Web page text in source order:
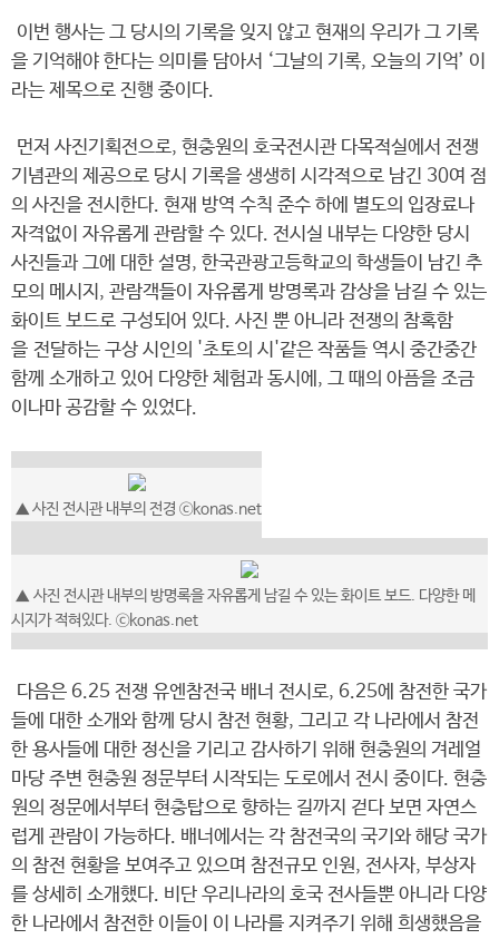
이번 행사는 그 당시의 기록을 잊지 않고 현재의 우리가 그 기록
을 기억해야 한다는 의미를 담아서 ‘그날의 기록, 오늘의 기억’ 이
라는 제목으로 진행 중이다.
먼저 사진기획전으로, 현충원의 호국전시관 다목적실에서 전쟁
기념관의 제공으로 당시 기록을 생생히 시각적으로 남긴 30여 점
의 사진을 전시한다. 현재 방역 수칙 준수 하에 별도의 입장료나
자격없이 자유롭게 관람할 수 있다. 전시실 내부는 다양한 당시
사진들과 그에 대한 설명, 한국관광고등학교의 학생들이 남긴 추
모의 메시지, 관람객들이 자유롭게 방명록과 감상을 남길 수 있는
화이트 보드로 구성되어 있다. 사진 뿐 아니라 전쟁의 참혹함
을 전달하는 구상 시인의 '초토의 시'같은 작품들 역시 중간중간
함께 소개하고 있어 다양한 체험과 동시에, 그 때의 아픔을 조금
이나마 공감할 수 있었다.
▲ 사진 전시관 내부의 전경 ⓒkonas.net
▲ 사진 전시관 내부의 방명록을 자유롭게 남길 수 있는 화이트 보드. 다양한 메
시지가 적혀있다. ⓒkonas.net
다음은 6.25 전쟁 유엔참전국 배너 전시로, 6.25에 참전한 국가
들에 대한 소개와 함께 당시 참전 현황, 그리고 각 나라에서 참전
한 용사들에 대한 정신을 기리고 감사하기 위해 현충원의 겨레얼
마당 주변 현충원 정문부터 시작되는 도로에서 전시 중이다. 현충
원의 정문에서부터 현충탑으로 향하는 길까지 걷다 보면 자연스
럽게 관람이 가능하다. 배너에서는 각 참전국의 국기와 해당 국가
의 참전 현황을 보여주고 있으며 참전규모 인원, 전사자, 부상자
를 상세히 소개했다. 비단 우리나라의 호국 전사들뿐 아니라 다양
한 나라에서 참전한 이들이 이 나라를 지켜주기 위해 희생했음을